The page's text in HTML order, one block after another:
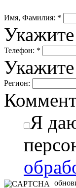
Имя, Фамилия: *
Телефон: *
Регион:
Я